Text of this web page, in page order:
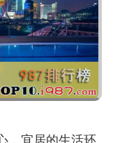
，宜居的生活环